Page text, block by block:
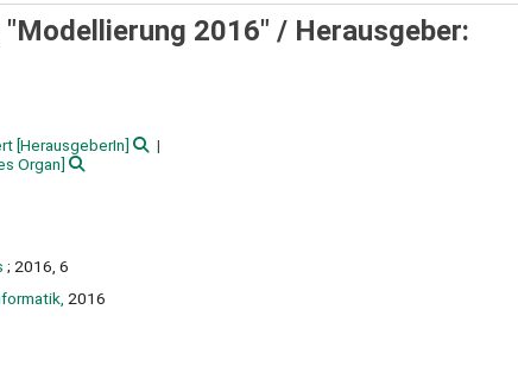
2016" / Herausgeber:
[HerausgeberIn]
Organ]
; 2016, 6
2016